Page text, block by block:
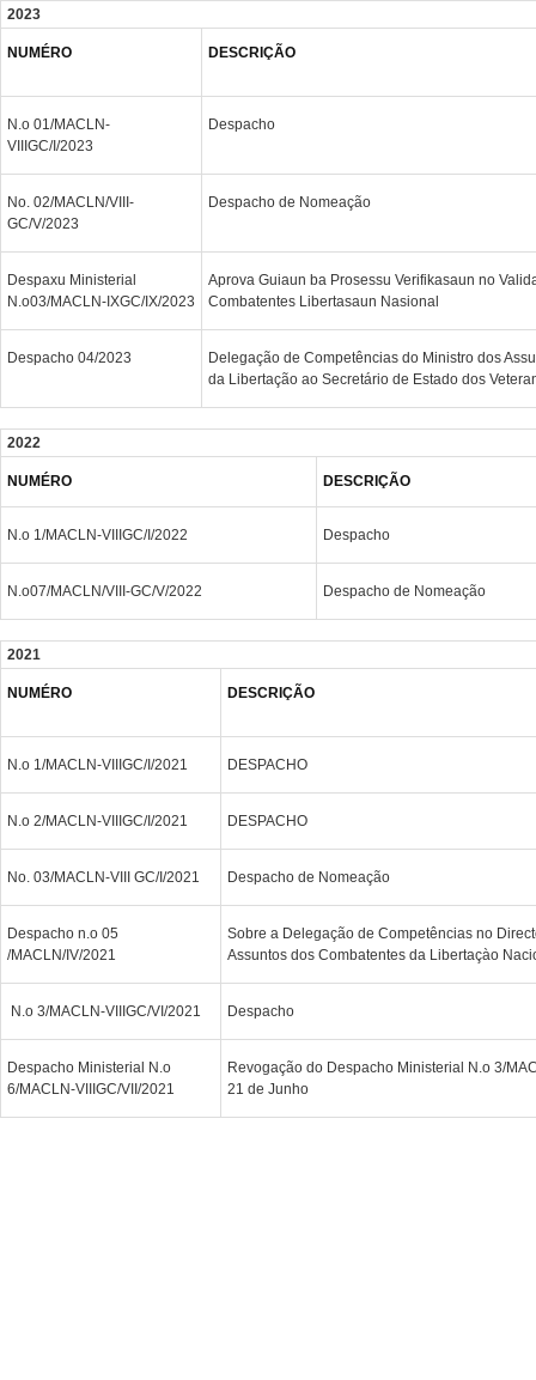
2023
NUMÉRO DESCRIÇÃO
N.o 01/MACLN-
VIIIGC/I/2023
Despacho
No. 02/MACLN/VIII-
GC/V/2023
Despacho de Nomeação
Despaxu Ministerial
N.o03/MACLN-IXGC/IX/2023
Aprova Guiaun ba Prosessu Verifikasaun no
Combatentes Libertasaun Nasional
Despacho 04/2023
Delegação de Competências do Ministro dos
da Libertação ao Secretário de Estado dos
2022
NUMÉRO DESCRIÇÃO
N.o 1/MACLN-VIIIGC/I/2022 Despacho
N.o07/MACLN/VIII-GC/V/2022 Despacho de Nomeação
2021
NUMÉRO DESCRIÇÃO
N.o 1/MACLN-VIIIGC/I/2021 DESPACHO
N.o 2/MACLN-VIIIGC/I/2021 DESPACHO
No. 03/MACLN-VIII GC/I/2021 Despacho de Nomeação
Despacho n.o 05
/MACLN/IV/2021
Sobre a Delegação de Competências no
Assuntos dos Combatentes da Libertaçào
N.o 3/MACLN-VIIIGC/VI/2021 Despacho
Despacho Ministerial N.o
6/MACLN-VIIIGC/VII/2021
Revogação do Despacho Ministerial N.o 3/
21 de Junho